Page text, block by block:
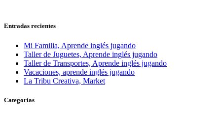
Entradas recientes
Mi Familia, Aprende inglés jugando
Taller de Juguetes, Aprende inglés jugando
Taller de Transportes, Aprende inglés jugando
Vacaciones, aprende inglés jugando
La Tribu Creativa, Market
Categorías